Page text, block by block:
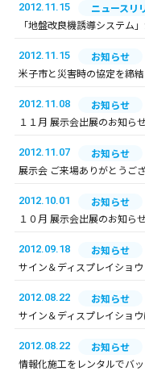
2012.11.15
ニュースリ
「地盤改良機誘導システム
2012.11.15
お知らせ
米子市と災害時の協定を締結
2012.11.08
お知らせ
１１月 展示会出展のお知ら
2012.11.07
お知らせ
展示会 ご来場ありがとうご
2012.10.01
お知らせ
１０月 展示会出展のお知ら
2012.09.18
お知らせ
サイン＆ディスプレイショ
2012.08.22
お知らせ
サイン＆ディスプレイショ
2012.08.22
お知らせ
情報化施工をレンタルでバ